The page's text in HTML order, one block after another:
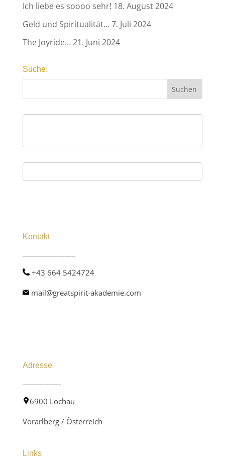
Ich liebe es soooo sehr! 18. August 2024
Geld und Spiritualität…7. Juli 2024
The Joyride…21. Juni 2024
Suche:
Kontakt
+43 664 5424724
mail@greatspirit-akademie.com
Adresse
6900 Lochau
Vorarlberg / Österreich
Links